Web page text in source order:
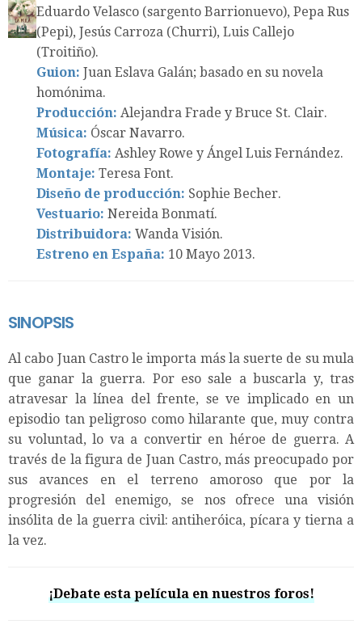
Eduardo Velasco (sargento Barrionuevo), Pepa Rus
(Pepi), Jesús Carroza (Churri), Luis Callejo
(Troitiño).
Guion: Juan Eslava Galán; basado en su novela
homónima.
Producción: Alejandra Frade y Bruce St. Clair.
Música: Óscar Navarro.
Fotografía: Ashley Rowe y Ángel Luis Fernández.
Montaje: Teresa Font.
Diseño de producción: Sophie Becher.
Vestuario: Nereida Bonmatí.
Distribuidora: Wanda Visión.
Estreno en España: 10 Mayo 2013.
SINOPSIS
Al cabo Juan Castro le importa más la suerte de su mula
que ganar la guerra. Por eso sale a buscarla y, tras
atravesar la línea del frente, se ve implicado en un
episodio tan peligroso como hilarante que, muy contra
su voluntad, lo va a convertir en héroe de guerra. A
través de la figura de Juan Castro, más preocupado por
sus avances en el terreno amoroso que por la
progresión del enemigo, se nos ofrece una visión
insólita de la guerra civil: antiheróica, pícara y tierna a
la vez.
¡Debate esta película en nuestros foros!